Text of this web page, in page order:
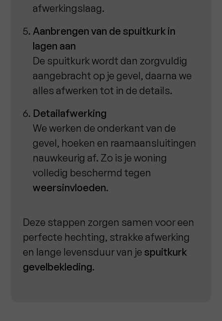
afwerkingslaag.
Aanbrengen van de spuitkurk in
lagen aan
De spuitkurk wordt dan zorgvuldig
aangebracht op je gevel, daarna we
alles afwerken tot in de details.
Detailafwerking
We werken de onderkant van de
gevel, hoeken en raamaansluitingen
nauwkeurig af. Zo is je woning
volledig beschermd tegen
weersinvloeden.
Deze stappen zorgen samen voor een
perfecte hechting, strakke afwerking
en lange levensduur van je spuitkurk
gevelbekleding.